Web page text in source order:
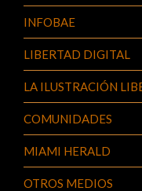
INFOBAE
LIBERTAD DIGITAL
LA ILUSTRACIÓN
COMUNIDADES
MIAMI HERALD
OTROS MEDIOS